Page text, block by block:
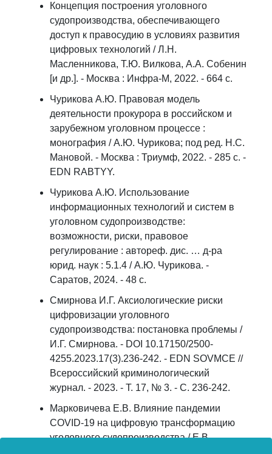
Концепция построения уголовного
судопроизводства, обеспечивающего
доступ к правосудию в условиях развития
цифровых технологий / Л.Н.
Масленникова, Т.Ю. Вилкова, А.А. Собенин
[и др.]. - Москва : Инфра-М, 2022. - 664 с.
Чурикова А.Ю. Правовая модель
деятельности прокурора в российском и
зарубежном уголовном процессе :
монография / А.Ю. Чурикова; под ред. Н.С.
Мановой. - Москва : Триумф, 2022. - 285 с. -
EDN RABTYY.
Чурикова А.Ю. Использование
информационных технологий и систем в
уголовном судопроизводстве:
возможности, риски, правовое
регулирование : автореф. дис. … д-ра
юрид. наук : 5.1.4 / А.Ю. Чурикова. -
Саратов, 2024. - 48 с.
Смирнова И.Г. Аксиологические риски
цифровизации уголовного
судопроизводства: постановка проблемы /
И.Г. Смирнова. - DOI 10.17150/2500-
4255.2023.17(3).236-242. - EDN SOVMCE //
Всероссийский криминологический
журнал. - 2023. - Т. 17, № 3. - С. 236-242.
Марковичева Е.В. Влияние пандемии
COVID-19 на цифровую трансформацию
уголовного судопроизводства / Е.В.